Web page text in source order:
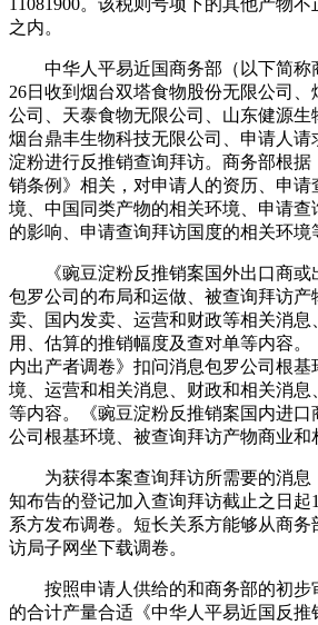
之内。
中华人平易近国商务部（以下简称
26日收到烟台双塔食物股份无限公司
公司、天泰食物无限公司、山东健源生
烟台鼎丰生物科技无限公司、申请人请
淀粉进行反推销查询拜访。商务部根据
销条例》相关，对申请人的资历、申
境、中国同类产物的相关环境、申请
的影响、申请查询拜访国度的相关环境
《豌豆淀粉反推销案国外出口商或
包罗公司的布局和运做、被查询拜访产
卖、国内发卖、运营和财政等相关消息
用、估算的推销幅度及查对单等内容。
内出产者调卷》扣问消息包罗公司根
境、运营和相关消息、财政和相关消息
等内容。《豌豆淀粉反推销案国内进口
公司根基环境、被查询拜访产物商业和
为获得本案查询拜访所需要的消息
知布告的登记加入查询拜访截止之日起
系方发布调卷。短长关系方能够从商
访局子网坐下载调卷。
按照申请人供给的和商务部的初步
的合计产量合适《中华人平易近国反